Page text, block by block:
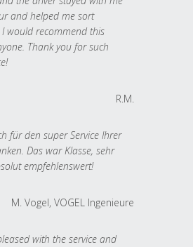
and helped me sort
would recommend this
Thank you for such
R.M.
für den super Service Ihrer
Das war Klasse, sehr
empfehlenswert!
M. Vogel, VOGEL Ingenieure
with the service and